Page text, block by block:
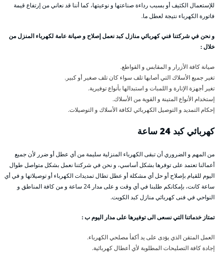
للإستعمال الكثيف أو بسبب رداءة صناعتها و نوعيتها، كما أننا قد نعاني من إرتفاع قيمة
فاتورة الكهرباء نتيجة لعطل ما.
و نحن في شركتنا فني كهربائي منازل كبد نعمل إصلاح و صيانة عامة لكهرباء المنزل من
خلال :
صيانة كافة الأزرار و المقابس و القواطع.
تغير جميع الأسلاك التي أصابها تلف سواء كان تلف صغير أو كبير.
تغير أجهزة الإنارة و اللمبات و استبدالها بأنواع توفيرية.
إستخدام الأنواع المتينة و القوية من الأسلاك.
إحكام التمديد و التوصيل الكهربائي لكافة الأسلاك و التوصيلات.
كهربائي كبد 24 ساعة
من المهم و الضروري أن تبقى الكهرباء المنزلية سليمة من أي عطل أو ضرر لأن جميع
أعمالنا تعتمد على توفرها بشكل أساسي، و نحن في شركتنا نعمل بشكل متواصل طوال
اليوم للقيام بإصلاح أو حل أي مشكلة أو عطل تطال تمديدات الكهرباء أو توصيلاتها و في أي
ساعة كانت، بإمكانكم طلبنا في أي وقت و على مدار 24 ساعة و من كافة المناطق و
النواحي في فنى كهربائي منازل كبد الكويت.
تمتاز خدماتنا التي نسعى الى توفيرها على مدار اليوم ب :
العمل المتقن الذي يؤدى على يد أكفأ مصلحي الكهرباء.
إجادة كافة التصليحات المطلوبة لأي أعطال كهربائية.